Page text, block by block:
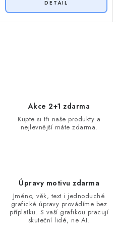
y
Akce 2+1 zdarma
Kupte si tři naše produkty a
nejlevnější máte zdarma.
Úpravy motivu zdarma
Jméno, věk, text i jednoduché
grafické úpravy provádíme bez
příplatku. S vaší grafikou pracují
skuteční lidé, ne AI.